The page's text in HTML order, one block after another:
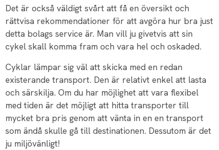
Det är också väldigt svårt att få en översikt och
rättvisa rekommendationer för att avgöra hur bra just
detta bolags service är. Man vill ju givetvis att sin
cykel skall komma fram och vara hel och oskaded.
Cyklar lämpar sig väl att skicka med en redan
existerande transport. Den är relativt enkel att lasta
och särskilja. Om du har möjlighet att vara flexibel
med tiden är det möjligt att hitta transporter till
mycket bra pris genom att vänta in en en transport
som ändå skulle gå till destinationen. Dessutom är det
ju miljövänligt!